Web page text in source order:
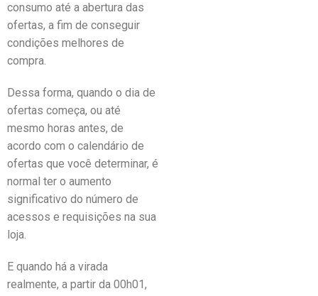
consumo até a abertura das
ofertas, a fim de conseguir
condições melhores de
compra.
Dessa forma, quando o dia de
ofertas começa, ou até
mesmo horas antes, de
acordo com o calendário de
ofertas que você determinar, é
normal ter o aumento
significativo do número de
acessos e requisições na sua
loja.
E quando há a virada
realmente, a partir da 00h01,